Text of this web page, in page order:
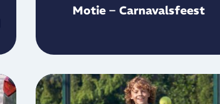
Motie – Carnavalsfeest